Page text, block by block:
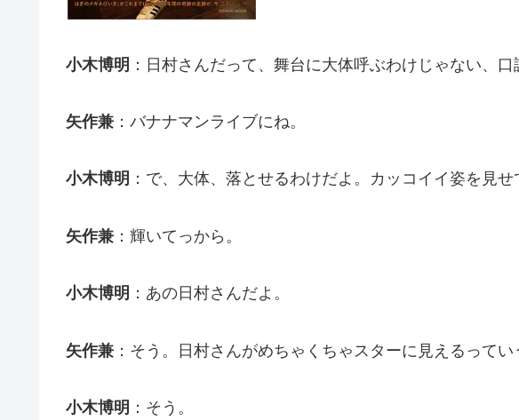
小木博明 ：日村さんだって、舞台に大体呼ぶわけじゃない、口
矢作兼 ：バナナマンライブにね。
小木博明 ：で、大体、落とせるわけだよ。カッコイイ姿を見せ
矢作兼 ：輝いてっから。
小木博明 ：あの日村さんだよ。
矢作兼 ：そう。日村さんがめちゃくちゃスターに見えるってい
小木博明 ：そう。